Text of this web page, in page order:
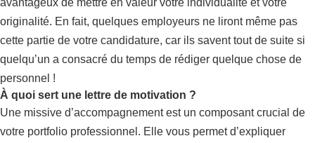
originalité. En fait, quelques employeurs ne liront même pas
cette partie de votre candidature, car ils savent tout de suite si
quelqu’un a consacré du temps de rédiger quelque chose de
personnel !
À quoi sert une lettre de motivation ?
Une missive d’accompagnement est un composant crucial de
votre portfolio professionnel. Elle vous permet d’expliquer